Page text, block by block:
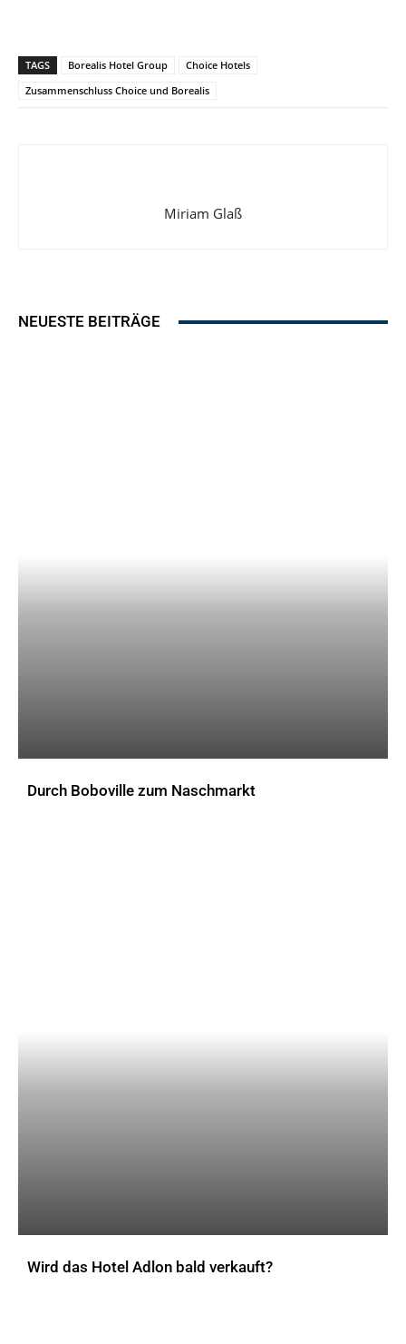
TAGS Borealis Hotel Group
Choice Hotels
Zusammenschluss Choice und Borealis
Miriam Glaß
NEUESTE BEITRÄGE
Durch Boboville zum Naschmarkt
Wird das Hotel Adlon bald verkauft?